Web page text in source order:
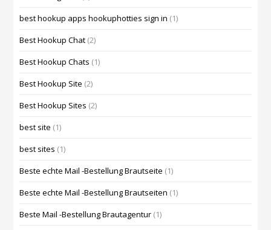
best hookup apps hookuphotties sign in (1)
Best Hookup Chat (2)
Best Hookup Chats (1)
Best Hookup Site (2)
Best Hookup Sites (2)
best site (1)
best sites (1)
Beste echte Mail -Bestellung Brautseite (1)
Beste echte Mail -Bestellung Brautseiten (1)
Beste Mail -Bestellung Brautagentur (1)